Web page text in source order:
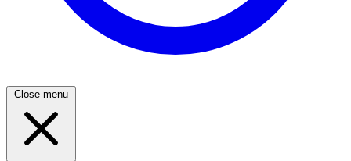
Close menu